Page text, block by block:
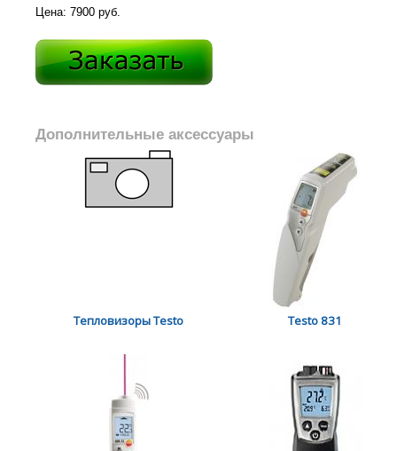
Цена: 7900 руб.
Дополнительные аксессуары
Тепловизоры Testo Testo 831